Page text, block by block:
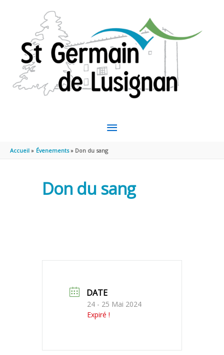
MENU
PRINCIPAL
Accueil Évenements Don du sang
Don du sang
DATE
24 - 25 Mai 2024
Expiré !